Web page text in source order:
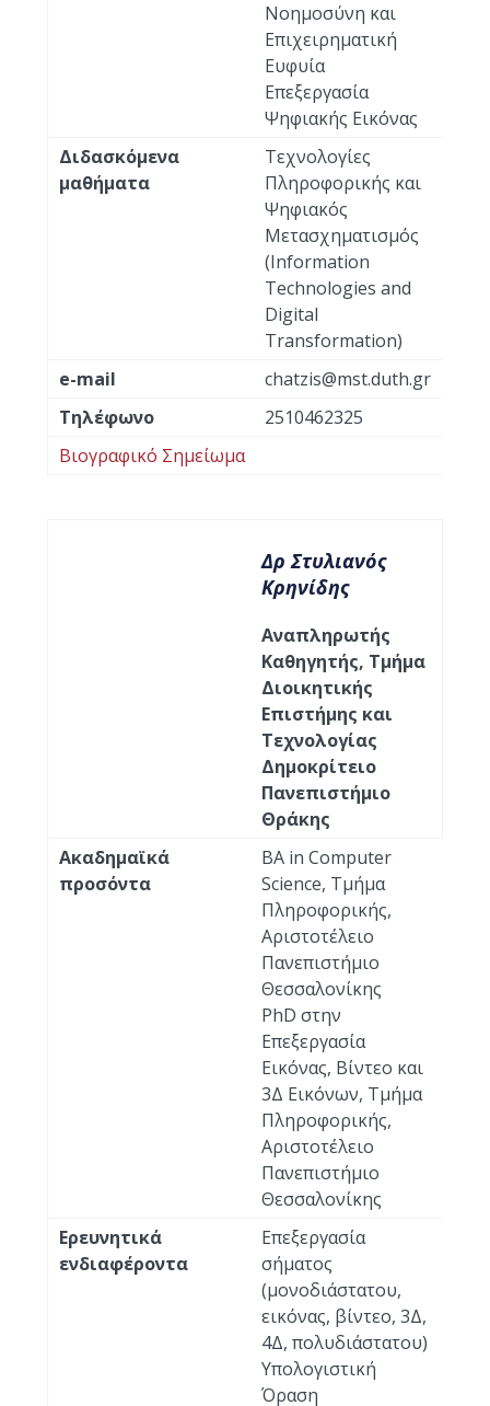
Νοημοσύνη και
Επιχειρηματική
Ευφυία
Επεξεργασία
Ψηφιακής Εικόνας
Διδασκόμενα
μαθήματα
Τεχνολογίες
Πληροφορικής και
Ψηφιακός
Μετασχηματισμός
(Information
Technologies and
Digital
Transformation)
e-mail
chatzis@mst.duth.gr
Τηλέφωνο
2510462325
Βιογραφικό Σημείωμα
Δρ Στυλιανός
Κρηνίδης
Αναπληρωτής
Καθηγητής, Τμήμα
Διοικητικής
Επιστήμης και
Τεχνολογίας
Δημοκρίτειο
Πανεπιστήμιο
Θράκης
Ακαδημαϊκά
προσόντα
BA in Computer
Science, Τμήμα
Πληροφορικής,
Αριστοτέλειο
Πανεπιστήμιο
Θεσσαλονίκης
PhD στην
Επεξεργασία
Εικόνας, Βίντεο και
3Δ Εικόνων, Τμήμα
Πληροφορικής,
Αριστοτέλειο
Πανεπιστήμιο
Θεσσαλονίκης
Ερευνητικά
ενδιαφέροντα
Επεξεργασία
σήματος
(μονοδιάστατου,
εικόνας, βίντεο, 3Δ,
4Δ, πολυδιάστατου)
Υπολογιστική
Όραση